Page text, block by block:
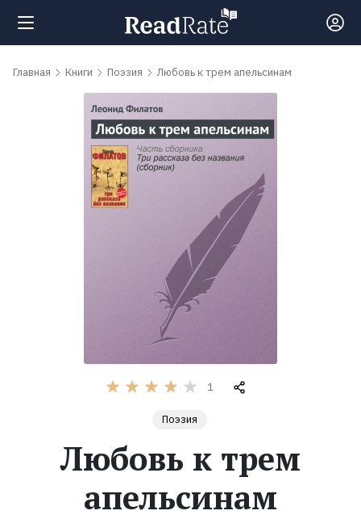
Поиск
Главная Книги Поэзия Любовь к трем апельсинам
1
Поэзия
Любовь к трем
апельсинам